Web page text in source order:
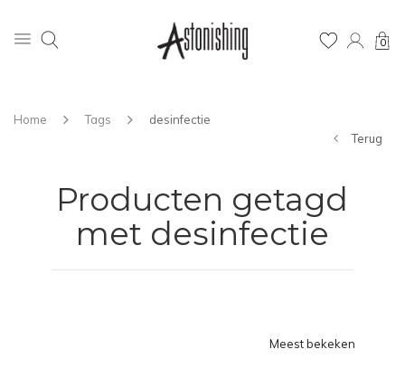
0
Home Tags
desinfectie
Terug
Producten getagd
met desinfectie
Meest bekeken